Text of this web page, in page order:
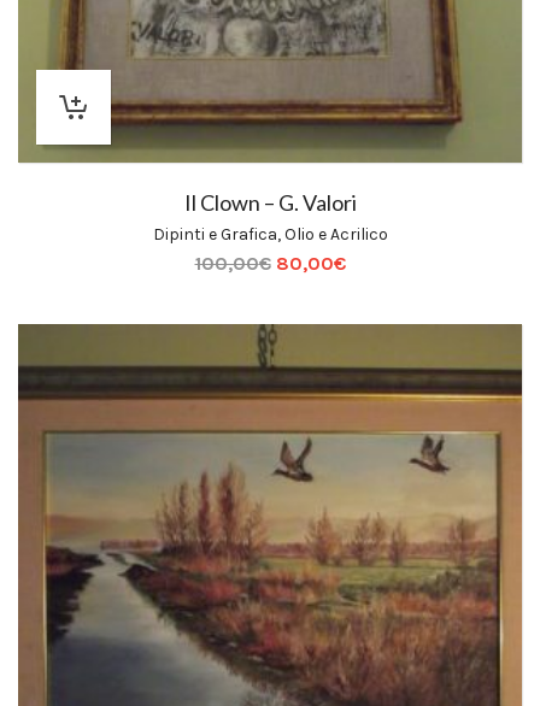
Il Clown – G. Valori
Dipinti e Grafica,Olio e Acrilico
100,00€ 80,00€